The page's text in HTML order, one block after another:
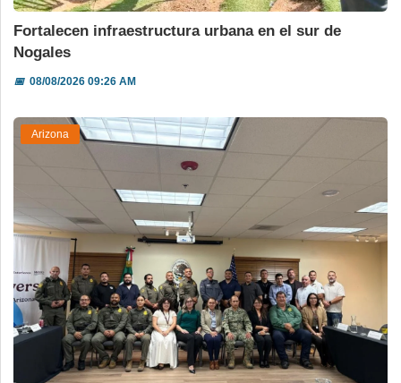
Fortalecen infraestructura urbana en el sur de
Nogales
📅08/08/2026 09:26 AM
Arizona